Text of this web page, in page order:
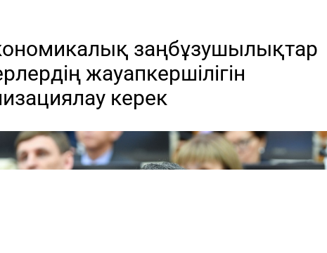
заңбұзушылықтар
жауапкершілігін
керек